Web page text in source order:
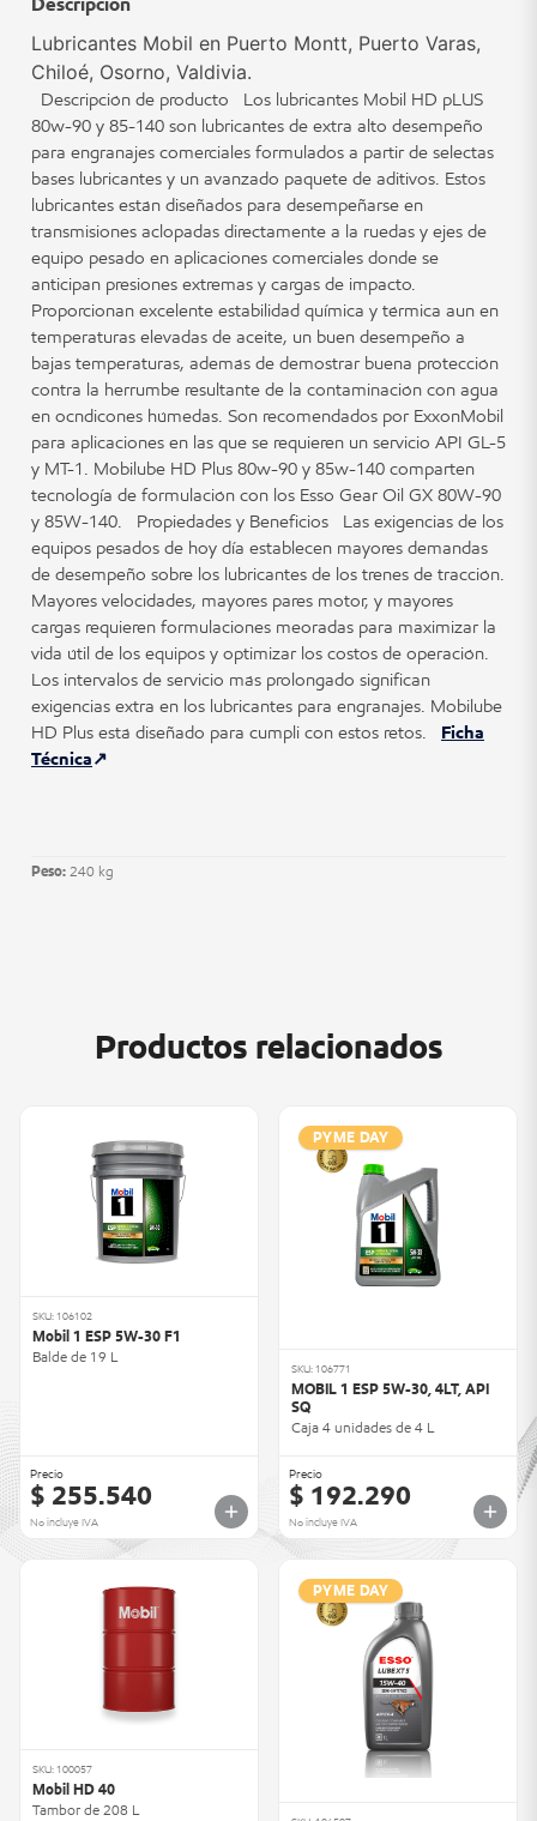
Lubricantes Mobil en Puerto Montt, Puerto Varas,
Chiloé, Osorno, Valdivia.
Descripción de producto Los lubricantes Mobil HD pLUS
80w-90 y 85-140 son lubricantes de extra alto desempeño
para engranajes comerciales formulados a partir de selectas
bases lubricantes y un avanzado paquete de aditivos. Estos
lubricantes están diseñados para desempeñarse en
transmisiones aclopadas directamente a la ruedas y ejes de
equipo pesado en aplicaciones comerciales donde se
anticipan presiones extremas y cargas de impacto.
Proporcionan excelente estabilidad química y térmica aun en
temperaturas elevadas de aceite, un buen desempeño a
bajas temperaturas, además de demostrar buena protección
contra la herrumbe resultante de la contaminación con agua
en ocndicones húmedas. Son recomendados por ExxonMobil
para aplicaciones en las que se requieren un servicio API GL-5
y MT-1. Mobilube HD Plus 80w-90 y 85w-140 comparten
tecnología de formulación con los Esso Gear Oil GX 80W-90
y 85W-140. Propiedades y Beneficios Las exigencias de los
equipos pesados de hoy día establecen mayores demandas
de desempeño sobre los lubricantes de los trenes de tracción.
Mayores velocidades, mayores pares motor, y mayores
cargas requieren formulaciones meoradas para maximizar la
vida útil de los equipos y optimizar los costos de operación.
Los intervalos de servicio más prolongado significan
exigencias extra en los lubricantes para engranajes. Mobilube
HD Plus está diseñado para cumpli con estos retos. Ficha
Técnica
Peso: 240 kg
Productos relacionados
SKU: 106102
Mobil 1 ESP 5W-30 F1
Balde de 19 L
Precio
$ 255.540
No incluye IVA
PYME DAY
SKU: 106771
MOBIL 1 ESP 5W-30, 4LT, API
SQ
Caja 4 unidades de 4 L
Precio
$ 192.290
No incluye IVA
SKU: 100057
Mobil HD 40
Tambor de 208 L
PYME DAY